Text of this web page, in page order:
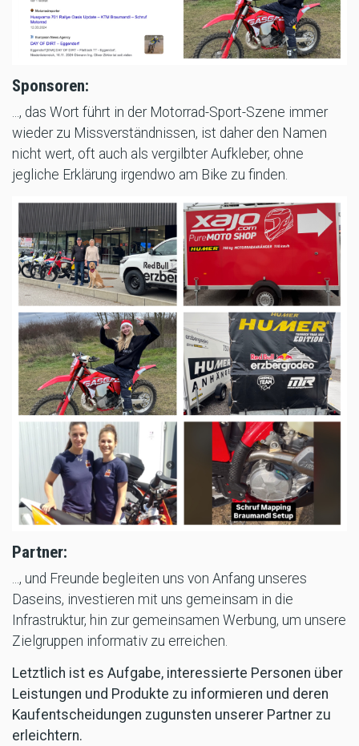
Sponsoren:
..., das Wort führt in der Motorrad-Sport-Szene immer
wieder zu Missverständnissen, ist daher den Namen
nicht wert, oft auch als vergilbter Aufkleber, ohne
jegliche Erklärung irgendwo am Bike zu finden.
Partner:
..., und Freunde begleiten uns von Anfang unseres
Daseins, investieren mit uns gemeinsam in die
Infrastruktur, hin zur gemeinsamen Werbung, um unsere
Zielgruppen informativ zu erreichen.
Letztlich ist es Aufgabe, interessierte Personen über
Leistungen und Produkte zu informieren und deren
Kaufentscheidungen zugunsten unserer Partner zu
erleichtern.